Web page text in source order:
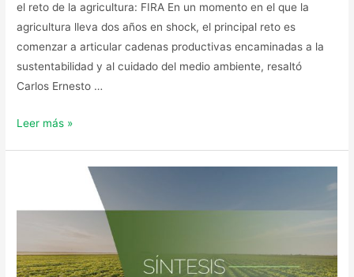
el reto de la agricultura: FIRA En un momento en el que la
agricultura lleva dos años en shock, el principal reto es
comenzar a articular cadenas productivas encaminadas a la
sustentabilidad y al cuidado del medio ambiente, resaltó
Carlos Ernesto …
Leer más »